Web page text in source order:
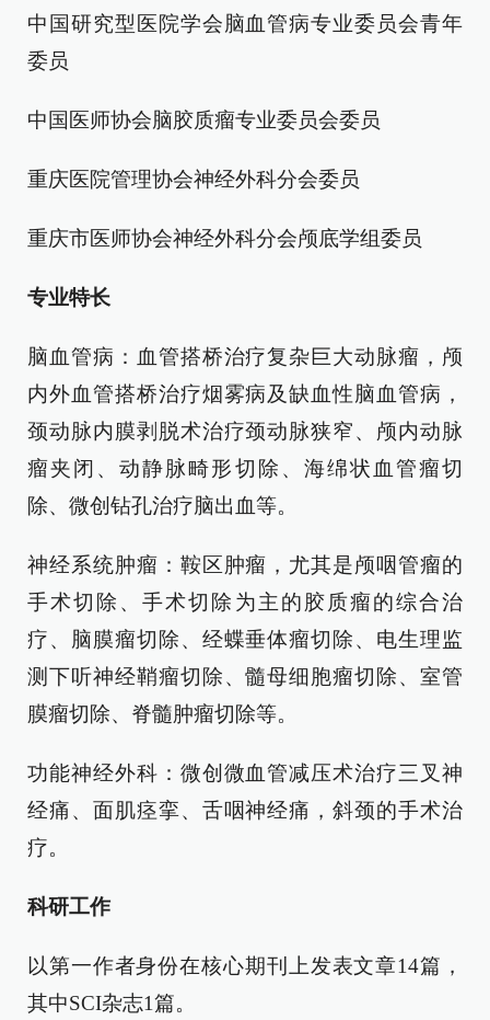
中国研究型医院学会脑血管病专业委员会青年
委员
中国医师协会脑胶质瘤专业委员会委员
重庆医院管理协会神经外科分会委员
重庆市医师协会神经外科分会颅底学组委员
专业特长
脑血管病：血管搭桥治疗复杂巨大动脉瘤，颅
内外血管搭桥治疗烟雾病及缺血性脑血管病，
颈动脉内膜剥脱术治疗颈动脉狭窄、颅内动脉
瘤夹闭、动静脉畸形切除、海绵状血管瘤切
除、微创钻孔治疗脑出血等。
神经系统肿瘤：鞍区肿瘤，尤其是颅咽管瘤的
手术切除、手术切除为主的胶质瘤的综合治
疗、脑膜瘤切除、经蝶垂体瘤切除、电生理监
测下听神经鞘瘤切除、髓母细胞瘤切除、室管
膜瘤切除、脊髓肿瘤切除等。
功能神经外科：微创微血管减压术治疗三叉神
经痛、面肌痉挛、舌咽神经痛，斜颈的手术治
疗。
科研工作
以第一作者身份在核心期刊上发表文章14篇，
其中SCI杂志1篇。